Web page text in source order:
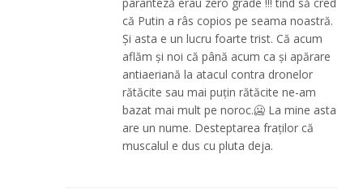
paranteză erau zero grade !!! tind să cred
că Putin a râs copios pe seama noastră.
Și asta e un lucru foarte trist. Că acum
aflăm și noi că până acum ca și apărare
antiaeriană la atacul contra dronelor
rătăcite sau mai puțin rătăcite ne-am
bazat mai mult pe noroc.🥶 La mine asta
are un nume. Desteptarea fraților că
muscalul e dus cu pluta deja.